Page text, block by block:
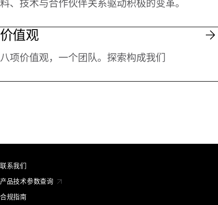
料、技术与合作伙伴关系驱动积极的变革。
价值观
八项价值观，一个团队。探索构成我们
联系我们
产品技术参数查询
合规指南